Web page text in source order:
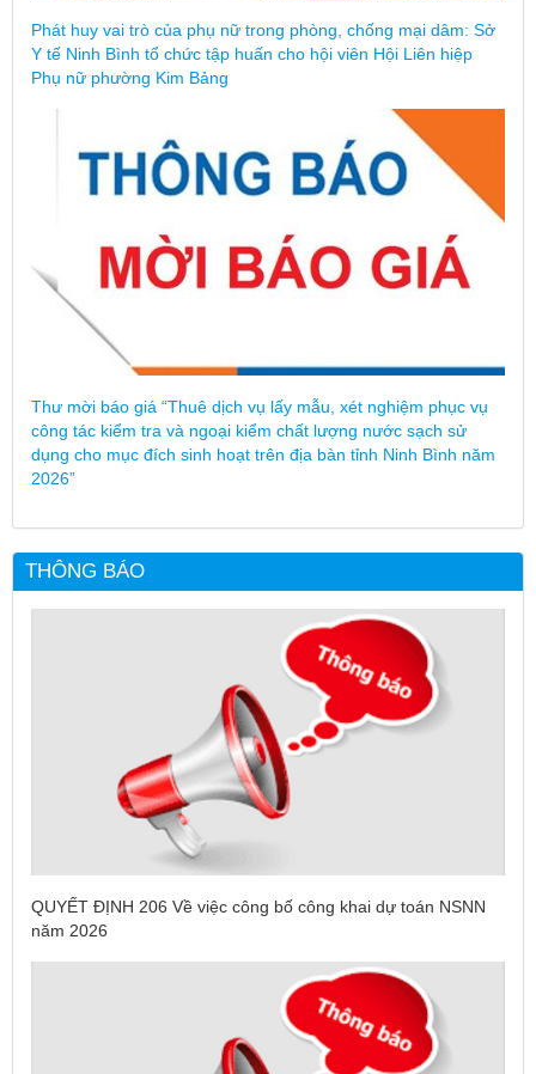
Phát huy vai trò của phụ nữ trong phòng, chống mại dâm: Sở
Y tế Ninh Bình tổ chức tập huấn cho hội viên Hội Liên hiệp
Phụ nữ phường Kim Bảng
Thư mời báo giá “Thuê dịch vụ lấy mẫu, xét nghiệm phục vụ
công tác kiểm tra và ngoại kiểm chất lượng nước sạch sử
dụng cho mục đích sinh hoạt trên địa bàn tỉnh Ninh Bình năm
2026”
THÔNG BÁO
QUYẾT ĐỊNH 206 Về việc công bố công khai dự toán NSNN
năm 2026